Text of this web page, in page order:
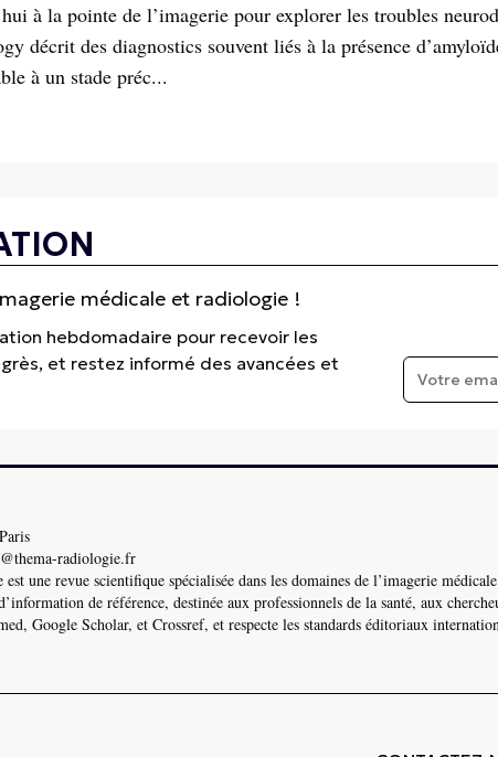
à la pointe de l’imagerie pour explorer les troubles
décrit des diagnostics souvent liés à la présence
à un stade préc...
médicale et radiologie !
hebdomadaire pour recevoir les
et restez informé des avancées et
radiologie.fr
une revue scientifique spécialisée dans les domaines de l’imagerie
de référence, destinée aux professionnels de la santé, aux
Google Scholar, et Crossref, et respecte les standards éditoriaux